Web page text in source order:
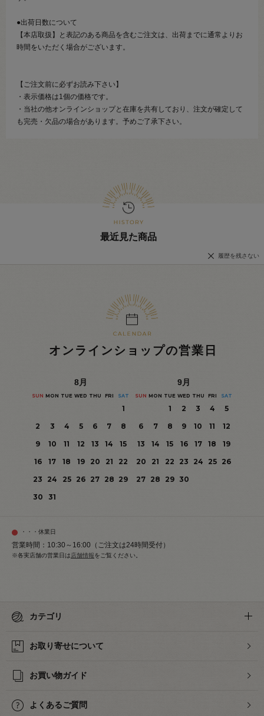
●出荷日数について
【本店取扱】と表記のある商品を含むご注文は、出荷までに通常よりお
時間をいただく場合がございます。
【ご注文前に必ずお読み下さい】
・表示価格は1個の価格です。
・当社の他オンラインショップと在庫を共有しており、注文が確定して
も完売・欠品の場合があります。予めご了承下さい。
最近見た商品
履歴を残さない
オンラインショップの営業日
8月
SUN MON TUE WED THU FRI SAT
1
2
3 4 5 6 7
8
9
10 11 12 13 14
15
16
17 18 19 20 21
22
23
24 25 26 27 28 29
30
31
9月
SUN MON TUE WED THU FRI SAT
1 2 3 4
5
6
7 8 9 10 11
12
13
14 15 16 17 18
19
20
21 22 23 24 25
26
27 28 29 30
・・・休業日
営業時間：10:30～16:00（ご注文は24時間受付）
※各実店舗の営業日は店舗情報をご覧ください。
カテゴリ
お取り寄せについて
お買い物ガイド
よくあるご質問